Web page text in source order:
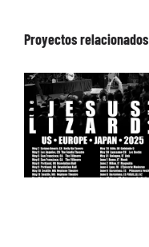
Proyectos relacionados